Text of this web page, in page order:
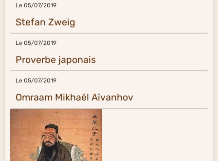
Le 05/07/2019
Stefan Zweig
Le 05/07/2019
Proverbe japonais
Le 05/07/2019
Omraam Mikhaël Aïvanhov